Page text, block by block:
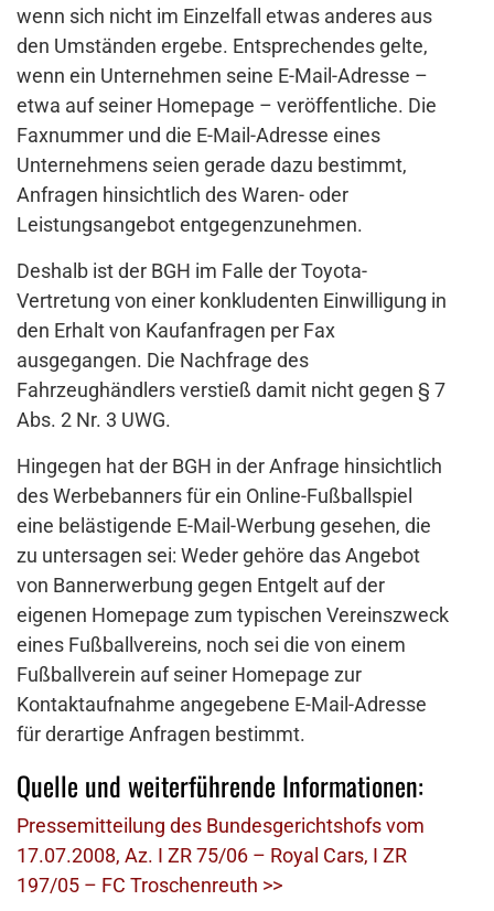
wenn sich nicht im Einzelfall etwas anderes aus
den Umständen ergebe. Entsprechendes gelte,
wenn ein Unternehmen seine E-Mail-Adresse –
etwa auf seiner Homepage – veröffentliche. Die
Faxnummer und die E-Mail-Adresse eines
Unternehmens seien gerade dazu bestimmt,
Anfragen hinsichtlich des Waren- oder
Leistungsangebot entgegenzunehmen.
Deshalb ist der BGH im Falle der Toyota-
Vertretung von einer konkludenten Einwilligung in
den Erhalt von Kaufanfragen per Fax
ausgegangen. Die Nachfrage des
Fahrzeughändlers verstieß damit nicht gegen § 7
Abs. 2 Nr. 3 UWG.
Hingegen hat der BGH in der Anfrage hinsichtlich
des Werbebanners für ein Online-Fußballspiel
eine belästigende E-Mail-Werbung gesehen, die
zu untersagen sei: Weder gehöre das Angebot
von Bannerwerbung gegen Entgelt auf der
eigenen Homepage zum typischen Vereinszweck
eines Fußballvereins, noch sei die von einem
Fußballverein auf seiner Homepage zur
Kontaktaufnahme angegebene E-Mail-Adresse
für derartige Anfragen bestimmt.
Quelle und weiterführende Informationen:
Pressemitteilung des Bundesgerichtshofs vom
17.07.2008, Az. I ZR 75/06 – Royal Cars, I ZR
197/05 – FC Troschenreuth >>